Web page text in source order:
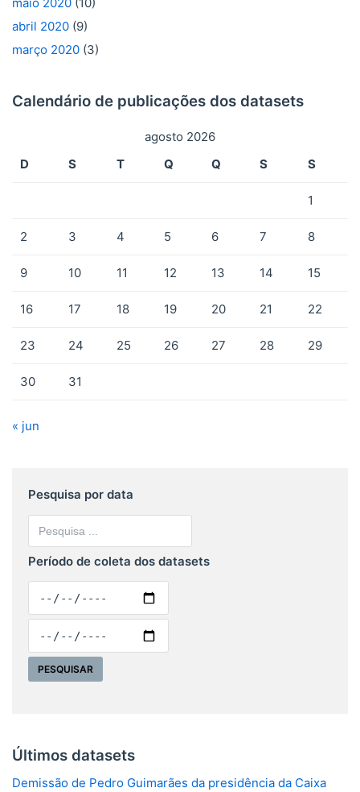
abril 2020 (9)
março 2020 (3)
Calendário de publicações dos datasets
agosto 2026
D
S T Q Q S S
1
2 3 4 5 6 7 8
9 10 11 12 13 14 15
16 17 18 19 20 21 22
23 24 25 26 27 28 29
30 31
« jun
Pesquisa por data
Período de coleta dos datasets
Últimos datasets
Demissão de Pedro Guimarães da presidência da Caixa